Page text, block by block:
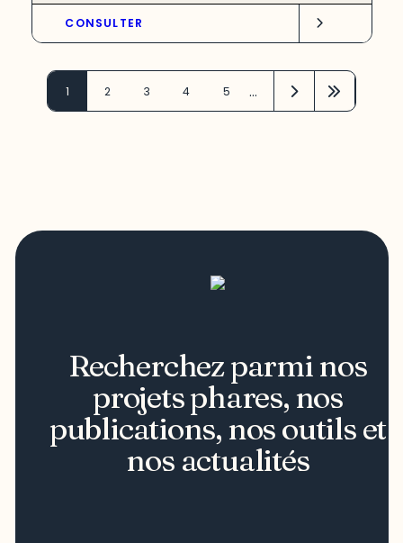
CONSULTER
1 2 3 4 5 …
Recherchez parmi nos
projets phares, nos
publications, nos outils et
nos actualités